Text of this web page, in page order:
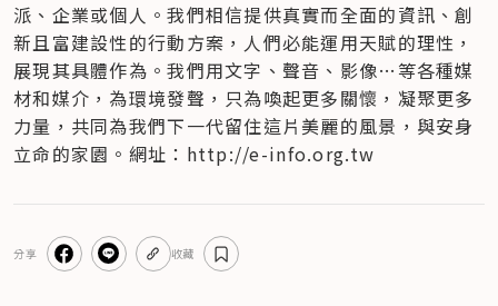
派、企業或個人​。我們相信提供真實而全面的資訊、創
新且富建設性的行動方案，人們必能運用天賦的理性，
展現其具體作為。我們用文字、聲音、影像…等各種媒
材和媒介，為環境發聲，只為喚起更多關懷，凝聚更多
力量，共同為我們下一代留住這片美麗的風景，與安身
立命的家園。網址：http://e-info.org.tw
分享 收藏